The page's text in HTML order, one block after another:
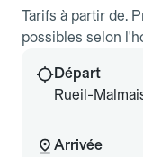
Tarifs à partir de.
possibles selon
Départ
Rueil-
Arrivée